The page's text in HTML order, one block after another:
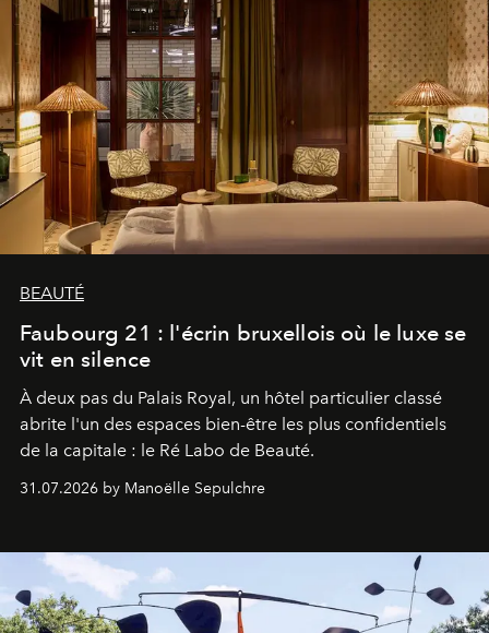
BEAUTÉ
Faubourg 21 : l'écrin bruxellois où le luxe se
vit en silence
À deux pas du Palais Royal, un hôtel particulier classé
abrite l'un des espaces bien-être les plus confidentiels
de la capitale : le Ré Labo de Beauté.
31.07.2026 by Manoëlle Sepulchre